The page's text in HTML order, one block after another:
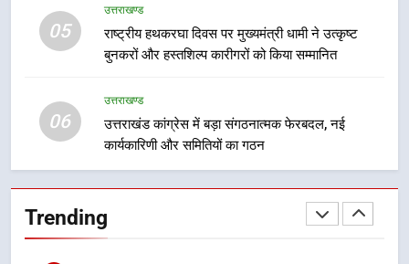
05
उत्तराखण्ड
राष्ट्रीय हथकरघा दिवस पर मुख्यमंत्री धामी ने उत्कृष्ट
बुनकरों और हस्तशिल्प कारीगरों को किया सम्मानित
06
उत्तराखण्ड
उत्तराखंड कांग्रेस में बड़ा संगठनात्मक फेरबदल, नई
कार्यकारिणी और समितियों का गठन
Trending
निर्देश, सुरक्षा मानकों से कोई समझौता
नहींः डीएम
1
खेल महाकुंभ 2026ः 01 सितंबर से सजेगा
प्रतिभा का प्रदर्शन
सार्वजनिक स्थान पर जुआ खेलने वाले
अभियुक्तों को पुलिस ने किया गिरफ्तार